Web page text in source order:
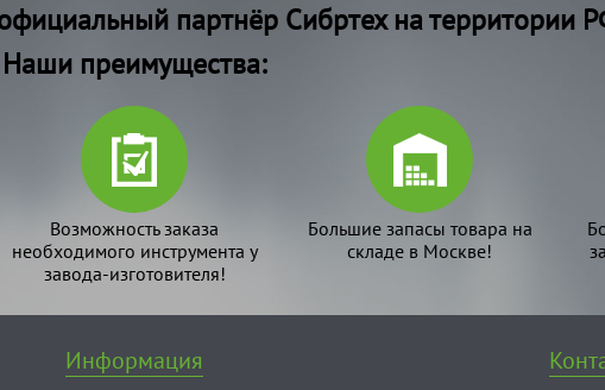
партнёр Сибртех на территории
Наши преимущества:
Возможность заказа
необходимого инструмента у
завода-изготовителя!
Большие запасы товара на
складе в Москве!
Информация